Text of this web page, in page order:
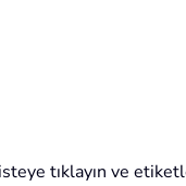
tıklayın ve